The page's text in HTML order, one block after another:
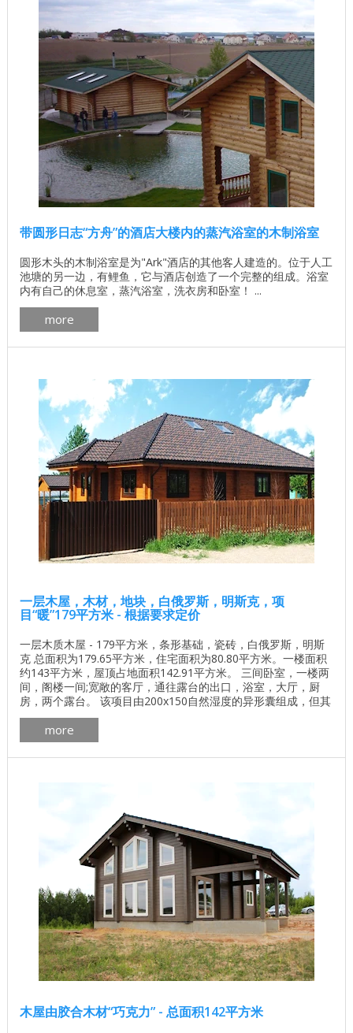
带圆形日志“方舟”的酒店大楼内的蒸汽浴室的木制浴室
圆形木头的木制浴室是为"Ark"酒店的其他客人建造的。位于人工
池塘的另一边，有鲤鱼，它与酒店创造了一个完整的组成。浴室
内有自己的休息室，蒸汽浴室，洗衣房和卧室！ ...
more
一层木屋，木材，地块，白俄罗斯，明斯克，项
目“暖”179平方米 - 根据要求定价
一层木质木屋 - 179平方米，条形基础，瓷砖，白俄罗斯，明斯
克 总面积为179.65平方米，住宅面积为80.80平方米。一楼面积
约143平方米，屋顶占地面积142.91平方米。 三间卧室，一楼两
间，阁楼一间;宽敞的客厅，通往露台的出口，浴室，大厅，厨
房，两个露台。 该项目由200x150自然湿度的异形囊组成，但其
他选择也是可能的。墙体材料的体积为67m³。 木屋 房间数量 4
生活区 80.80平方米 总面积 179.65平方米 屋顶面积 256平方米
一楼面积 142.91平方米 ...
more
木屋由胶合木材“巧克力” - 总面积142平方米